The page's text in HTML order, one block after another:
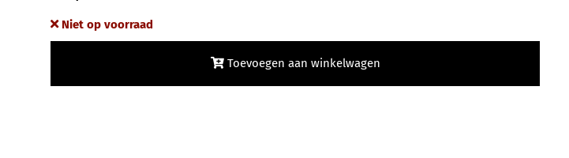
Niet op voorraad
Toevoegen aan winkelwagen